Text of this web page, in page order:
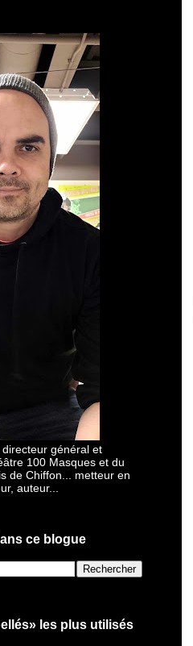
général et
100 Masques et du
de Chiffon... metteur en
auteur...
ce blogue
les plus utilisés